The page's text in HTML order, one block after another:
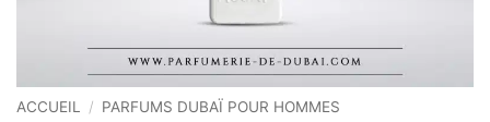
ACCUEIL / PARFUMS DUBAÏ POUR HOMMES